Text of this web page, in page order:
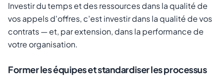
Investir du temps et des ressources dans la qualité de
vos appels d'offres, c'est investir dans la qualité de vos
contrats — et, par extension, dans la performance de
votre organisation.
Former les équipes et standardiser les processus